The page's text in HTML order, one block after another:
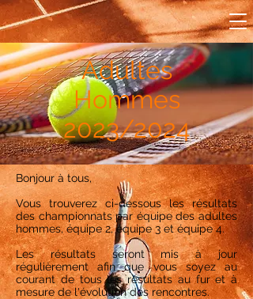
Adultes
Hommes
2023/2024
Bonjour à tous,
Vous trouverez ci-dessous les résultats
des championnats par équipe des adultes
hommes, équipe 2, équipe 3 et équipe 4.
Les résultatsserontmis à jour
régulièrement afin que vous soyez au
courant de tous lesrésultatsau fur et à
mesure de l'évolution des rencontres.